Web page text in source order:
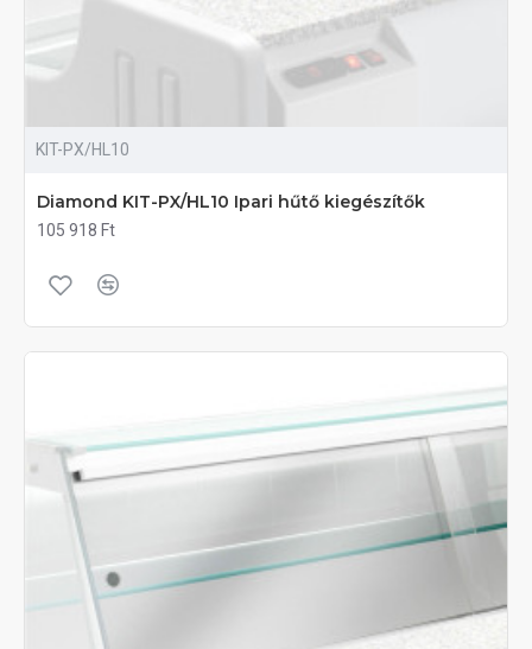
KIT-PX/HL10
Diamond KIT-PX/HL10 Ipari hűtő kiegészítők
105 918 Ft